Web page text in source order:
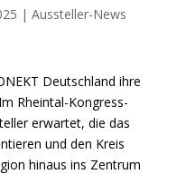
| Aussteller-News
Deutschland ihre
Rheintal-Kongress-
erwartet, die das
und den Kreis
hinaus ins Zentrum